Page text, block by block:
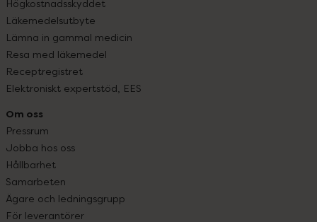
Högkostnadsskyddet
Läkemedelsutbyte
Lämna in gammal medicin
Resa med läkemedel
Receptregistret
Elektroniskt expertstöd, EES
Om oss
Pressrum
Jobba hos oss
Hållbarhet
Samarbeten
Ägare och ledningsgrupp
För leverantörer